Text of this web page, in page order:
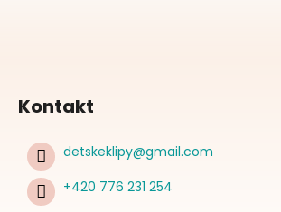
Kontakt
detskeklipy@gmail.com
+420 776 231 254